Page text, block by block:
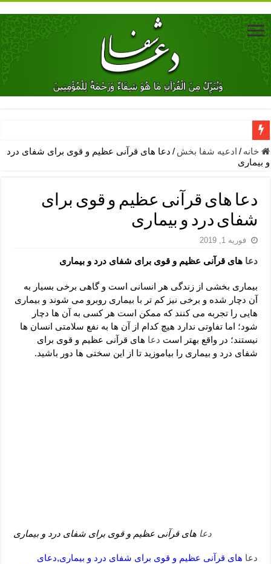
دعای جلب محبت فوری معشوق – دعای جلب محبت شوهر
دعای مشکل گشا برای رفع فقر – ذکرهای روزی‌ بخش
معجزات دعای یا من اظهر الجمیل – دعای یا من اظهر الجمیل برای
مهم ترین اذکار الهی و فضیلت آن ها – ذکر مخصوص مستجاب الدعوه
دعا برای ترس بچه ها در خواب – دعای ترس و بی خوابی کودکان
نماز حاجت برای کار گشایی- دعای رفع مشکلات و طلب حاجت
لا حول ولا قوة الا بالله برای چشم زخم – دعای چشم زخم ماشاالله
دعای قوی رفع ترس – دعای مجرب برای آرامش قلب و رفع اضطراب
دعا برای پولدار شدن در یک روز – دعای ثروت حضرت سلیمان
خانه / ادعیه شفا بخش / دعا های قرآنی عظیم و قوی برای شفای درد
و بیماری
دعا های قرآنی عظیم و قوی برای
شفای درد و بیماری
فوریه 1, 2019
دعا های قرآنی عظیم و قوی برای شفای درد و بیماری
بیماری بخشی از زندگی هر انسانی است و گاهی برخی بسیار به
آن دچار شده و برخی نیز کم تر با بیماری روبرو می شوند و بیماری
هایی را تجربه می کنند که ممکن است هر کسی به آن ها دچار
شود؛ اما تفاوتی ندارد هیچ کدام از آن ها به نفع سلامتی انسان ها
نیستند؛ در واقع بهتر است دعا های قرآنی عظیم و قوی برای
شفای درد و بیماری را بیاموزید تا از این سختی ها دور باشید.
دعا های قرآنی عظیم و قوی برای شفای درد و بیماری
دعا های قرآنی عظیم و قوی برای شفای درد و بیماری,دعای